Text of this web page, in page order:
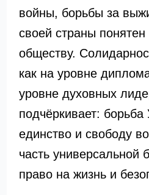
войны, борьбы за
своей страны понятен
обществу.
как на уровне
уровне духовных
подчёркивает: борьба
единство и свободу
часть универсальной
право на жизнь и